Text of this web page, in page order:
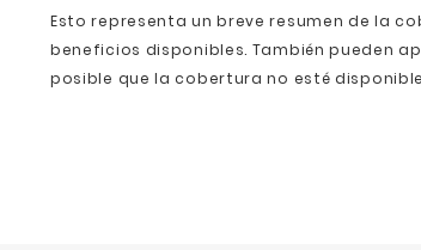
Esto representa un breve resumen de la
beneficios disponibles. También pueden
posible que la cobertura no esté